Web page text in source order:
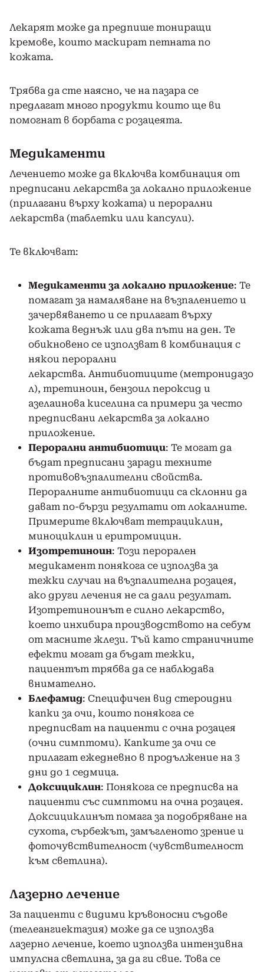
Лекарят може да предпише тониращи
кремове, които маскират петната по
кожата.
Трябва да сте наясно, че на пазара се
предлагат много продукти които ще ви
помогнат в борбата с розацеята.
Медикаменти
Лечението може да включва комбинация от
предписани лекарства за локално приложение
(прилагани върху кожата) и перорални
лекарства (таблетки или капсули).
Те включват:
Медикаменти за локално приложение: Те
помагат за намаляване на възпалението и
зачервяването и се прилагат върху
кожата веднъж или два пъти на ден. Те
обикновено се използват в комбинация с
някои перорални
лекарства. Антибиотиците (метронидазо
л), третиноин, бензоил пероксид и
азелаинова киселина са примери за често
предписвани лекарства за локално
приложение.
Перорални антибиотици: Те могат да
бъдат предписани заради техните
противовъзпалителни свойства.
Пероралните антибиотици са склонни да
дават по-бързи резултати от локалните.
Примерите включват тетрациклин,
миноциклин и еритромицин.
Изотретиноин: Този перорален
медикамент понякога се използва за
тежки случаи на възпалителна розацея,
ако други лечения не са дали резултат.
Изотретиноинът е силно лекарство,
което инхибира производството на себум
от масните жлези. Тъй като страничните
ефекти могат да бъдат тежки,
пациентът трябва да се наблюдава
внимателно.
Блефамид: Специфичен вид стероидни
капки за очи, които понякога се
предписват на пациенти с очна розацея
(очни симптоми). Капките за очи се
прилагат ежедневно в продължение на 3
дни до 1 седмица.
Доксициклин: Понякога се предписва на
пациенти със симптоми на очна розацея.
Доксициклинът помага за подобряване на
сухота, сърбежът, замъгленото зрение и
фоточувствителност (чувствителност
към светлина).
Лазерно лечение
За пациенти с видими кръвоносни съдове
(телеангиектазия) може да се използва
лазерно лечение, което използва интензивна
импулсна светлина, за да ги свие. Това се